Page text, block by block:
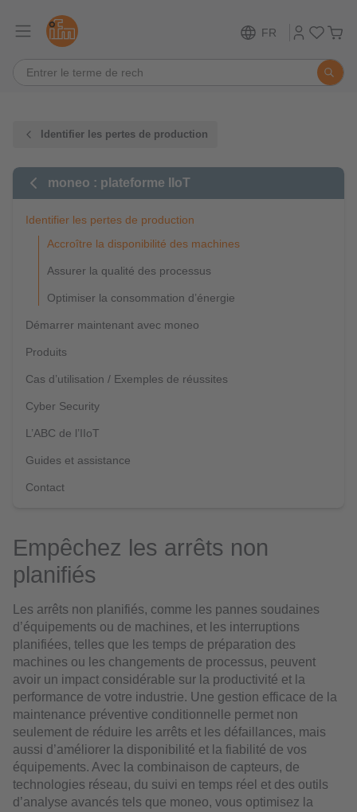
FR
Identifier les pertes de production
moneo : plateforme IIoT
Identifier les pertes de production
Accroître la disponibilité des machines
Assurer la qualité des processus
Optimiser la consommation d’énergie
Démarrer maintenant avec moneo
Produits
Cas d’utilisation / Exemples de réussites
Cyber Security
L’ABC de l’IIoT
Guides et assistance
Contact
Empêchez les arrêts non
planifiés
Les arrêts non planifiés, comme les pannes soudaines
d’équipements ou de machines, et les interruptions
planifiées, telles que les temps de préparation des
machines ou les changements de processus, peuvent
avoir un impact considérable sur la productivité et la
performance de votre industrie. Une gestion efficace de la
maintenance préventive conditionnelle permet non
seulement de réduire les arrêts et les défaillances, mais
aussi d’améliorer la disponibilité et la fiabilité de vos
équipements. Avec la combinaison de capteurs, de
technologies réseau, du suivi en temps réel et des outils
d’analyse avancés tels que moneo, vous optimisez la